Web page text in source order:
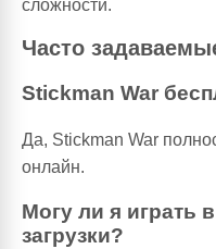
сложности.
Часто
Stickman War
Да, Stickman War
онлайн.
Могу ли я играть
загрузки?